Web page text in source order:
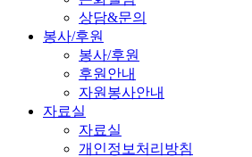
상담&문의
봉사/후원
봉사/후원
후원안내
자원봉사안내
자료실
자료실
개인정보처리방침